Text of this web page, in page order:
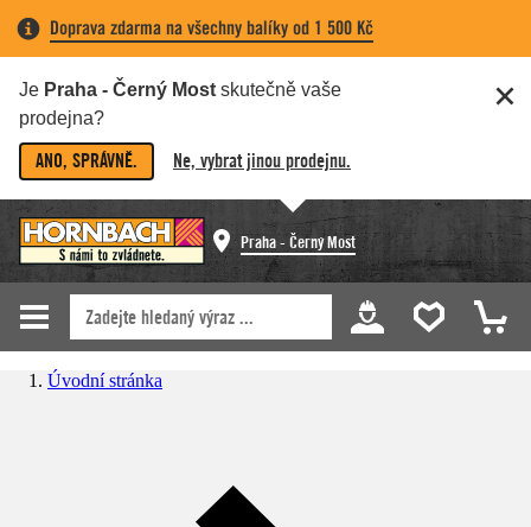
Doprava zdarma na všechny balíky od 1 500 Kč
Je Praha - Černý Most skutečně vaše
prodejna?
ANO, SPRÁVNĚ. Ne, vybrat jinou prodejnu.
Praha - Černý Most
Úvodní stránka